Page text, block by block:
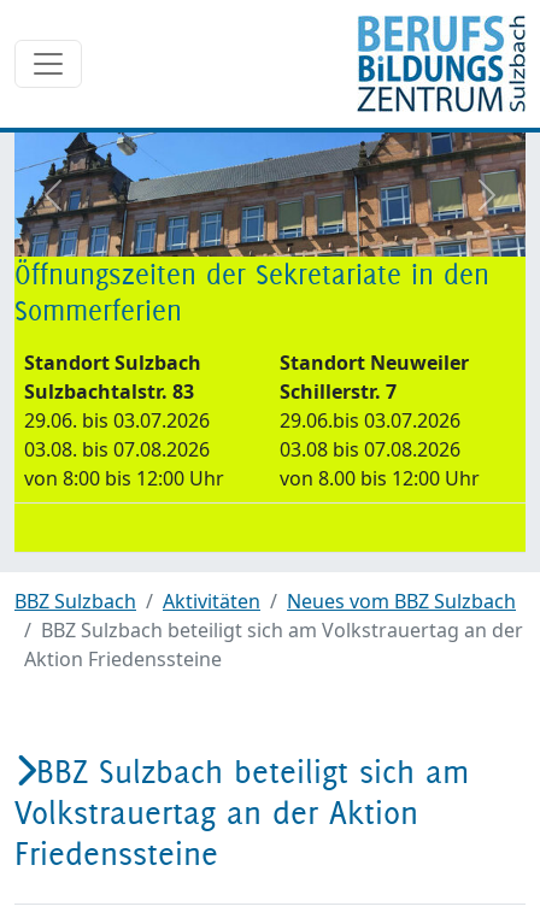
zurück
Öffnungszeiten der Sekretariate in den
Sommerferien
Standort Sulzbach
Sulzbachtalstr. 83
29.06. bis 03.07.2026
03.08. bis 07.08.2026
von 8:00 bis 12:00 Uhr
Standort Neuweiler
Schillerstr. 7
29.06.bis 03.07.2026
03.08 bis 07.08.2026
von 8.00 bis 12:00 Uhr
BBZ Sulzbach Aktivitäten
Neues vom BBZ Sulzbach
BBZ Sulzbach beteiligt sich am Volkstrauertag an der
Aktion Friedenssteine
BBZ Sulzbach beteiligt sich am
Volkstrauertag an der Aktion
Friedenssteine